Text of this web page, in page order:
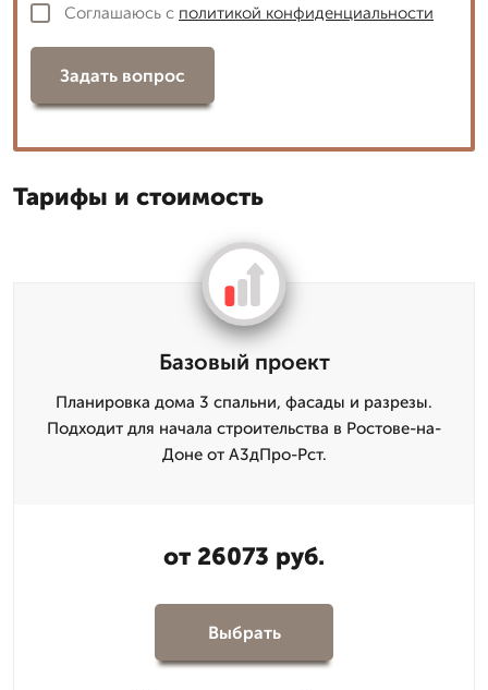
Соглашаюсь с политикой конфиденциальности
Задать вопрос
Тарифы и стоимость
Базовый проект
Планировка дома 3 спальни, фасады и разрезы.
Подходит для начала строительства в Ростове-на-
Доне от А3дПро-Рст.
от 26073 руб.
Выбрать